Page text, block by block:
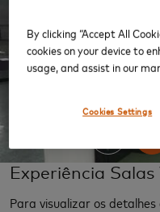
‹
Experiência Salas
Para visualizar os
By clicking “Accept All
cookies on your device to
usage, and assist in our
Cookies Settings